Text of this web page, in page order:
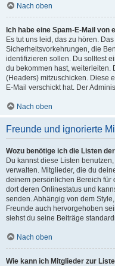
Nach oben
Ich habe eine Spam-E-Mail
Es tut uns leid, das zu hören.
Sicherheitsvorkehrungen, die
identifizieren sollen. Du solltest
du bekommen hast, weiterleiten.
(Headers) mitzuschicken. Diese
E-Mail verschickt hat. Der
Nach oben
Freunde und ignorierte
Wozu benötige ich die Listen
Du kannst diese Listen
verwalten. Mitglieder, die du
deinem persönlichen Bereich für
dort deren Onlinestatus und
senden. Abhängig von dem
Freunde auch hervorgehoben
siehst du seine Beiträge
Nach oben
Wie kann ich Mitglieder zur